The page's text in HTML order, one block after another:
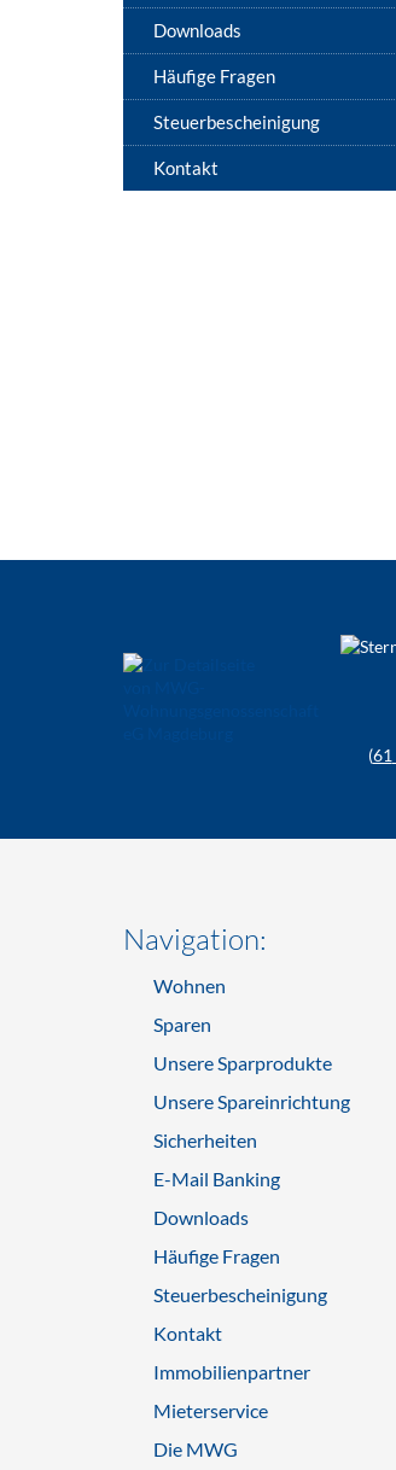
Downloads
Häufige Fragen
Steuerbescheinigung
Kontakt
(61
Navigation:
Wohnen
Sparen
Unsere Sparprodukte
Unsere Spareinrichtung
Sicherheiten
E-Mail Banking
Downloads
Häufige Fragen
Steuerbescheinigung
Kontakt
Immobilienpartner
Mieterservice
Die MWG